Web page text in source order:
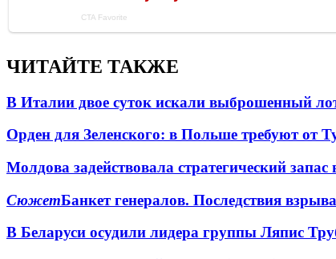
ЧИТАЙТЕ ТАКЖЕ
В Италии двое суток искали выброшенный
Орден для Зеленского: в Польше требуют от
Молдова задействовала стратегический
СюжетБанкет генералов. Последствия
В Беларуси осудили лидера группы Ляпис